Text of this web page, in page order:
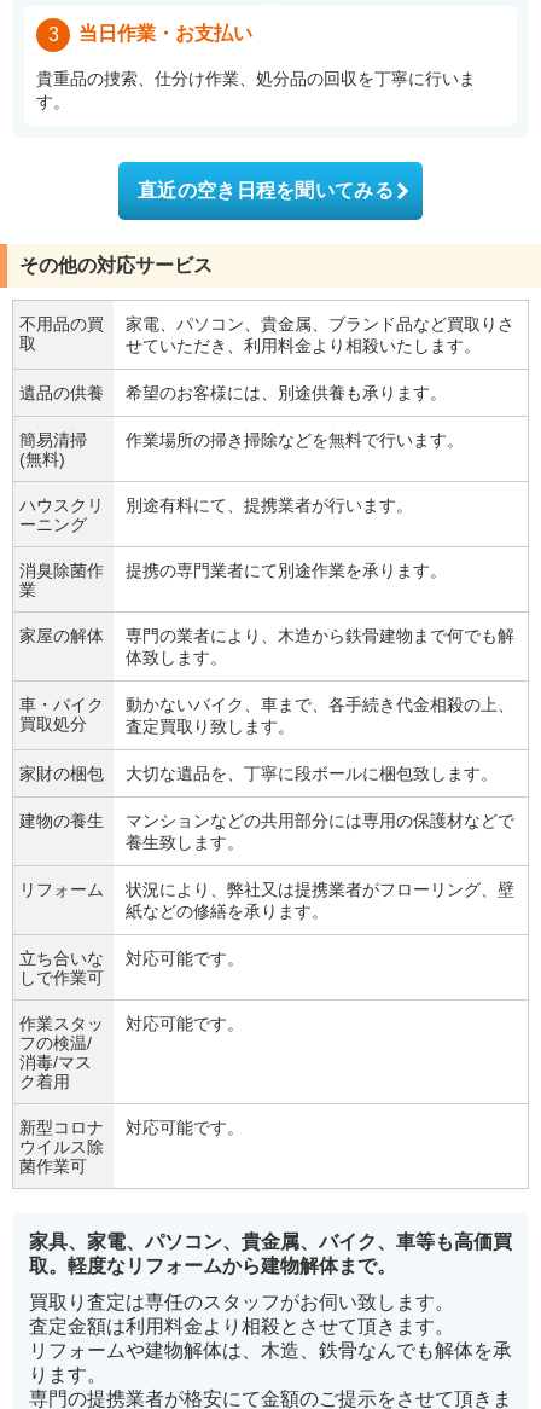
3 当日作業・お支払い
貴重品の捜索、仕分け作業、処分品の回収を丁寧に行いま
す。
直近の空き日程を聞いてみる
その他の対応サービス
不用品の買
取
家電、パソコン、貴金属、ブランド品など買取りさ
せていただき、利用料金より相殺いたします。
遺品の供養 希望のお客様には、別途供養も承ります。
簡易清掃
(無料)
作業場所の掃き掃除などを無料で行います。
ハウスクリ
ーニング
別途有料にて、提携業者が行います。
消臭除菌作
業
提携の専門業者にて別途作業を承ります。
家屋の解体
専門の業者により、木造から鉄骨建物まで何でも解
体致します。
車・バイク
買取処分
動かないバイク、車まで、各手続き代金相殺の上、
査定買取り致します。
家財の梱包 大切な遺品を、丁寧に段ボールに梱包致します。
建物の養生
マンションなどの共用部分には専用の保護材などで
養生致します。
リフォーム
状況により、弊社又は提携業者がフローリング、壁
紙などの修繕を承ります。
立ち合いな
しで作業可
対応可能です。
作業スタッ
フの検温/
消毒/マス
ク着用
対応可能です。
新型コロナ
ウイルス除
菌作業可
対応可能です。
家具、家電、パソコン、貴金属、バイク、車等も高価買
取。軽度なリフォームから建物解体まで。
買取り査定は専任のスタッフがお伺い致します。
査定金額は利用料金より相殺とさせて頂きます。
リフォームや建物解体は、木造、鉄骨なんでも解体を承
ります。
専門の提携業者が格安にて金額のご提示をさせて頂きま